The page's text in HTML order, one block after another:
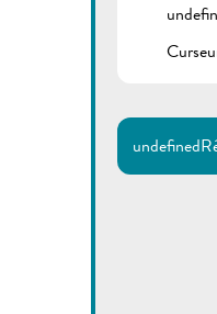
undefined